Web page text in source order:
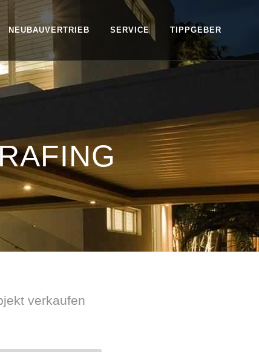
NEUBAUVERTRIEB SERVICE TIPPGEBER
verkaufen